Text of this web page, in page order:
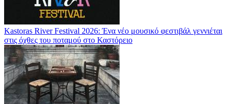
Kastoras River Festival 2026: Ένα νέο μουσικό φεστιβάλ γεννιέται
στις όχθες του ποταμού στο Καστόρειο